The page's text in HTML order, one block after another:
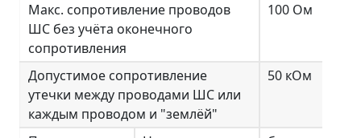
Макс. сопротивление проводов
ШС без учёта оконечного
сопротивления
100 Ом
Допустимое сопротивление
утечки между проводами ШС или
каждым проводом и "землёй"
50 кОм